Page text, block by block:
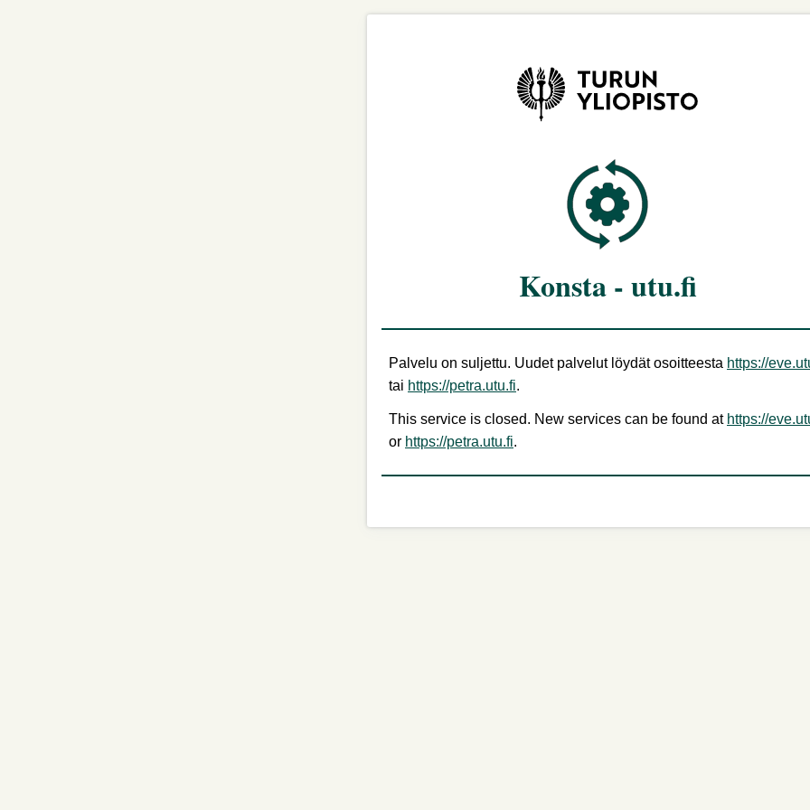
Konsta - utu.fi
Palvelu on suljettu. Uudet palvelut löydät osoitteesta https://
tai https://petra.utu.fi.
This service is closed. New services can be found at https://
or https://petra.utu.fi.